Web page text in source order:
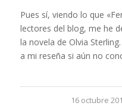
Pues sí, viendo lo que
lectores del blog, me he
la novela de Olvia
a mi reseña si aún no
16 octubre
/